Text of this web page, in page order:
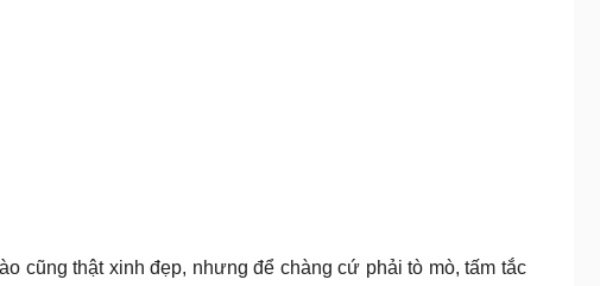
cũng thật xinh đẹp, nhưng để chàng cứ phải tò mò, tấm tắc